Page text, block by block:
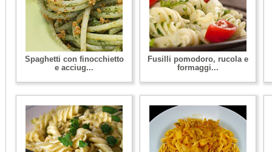
Spaghetti con finocchietto
e acciug...
Fusilli pomodoro, rucola e
formaggi...